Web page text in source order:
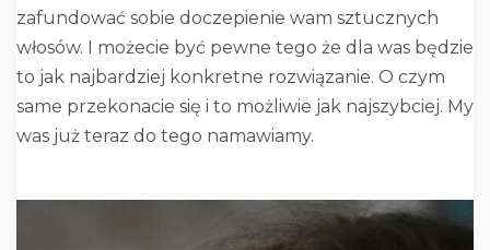
zafundować sobie doczepienie wam sztucznych
włosów. I możecie być pewne tego że dla was będzie
to jak najbardziej konkretne rozwiązanie. O czym
same przekonacie się i to możliwie jak najszybciej. My
was już teraz do tego namawiamy.